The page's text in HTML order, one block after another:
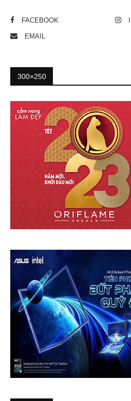
FACEBOOK
EMAIL
300×250